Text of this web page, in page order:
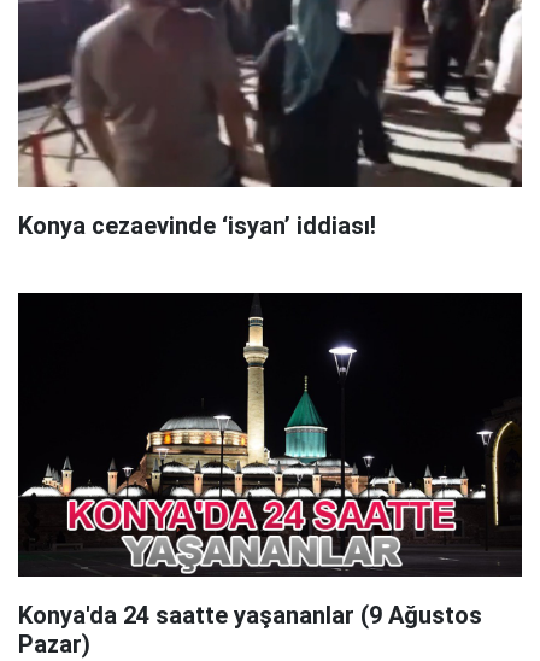
Konya cezaevinde ‘isyan’ iddiası!
Konya'da 24 saatte yaşananlar (9 Ağustos
Pazar)